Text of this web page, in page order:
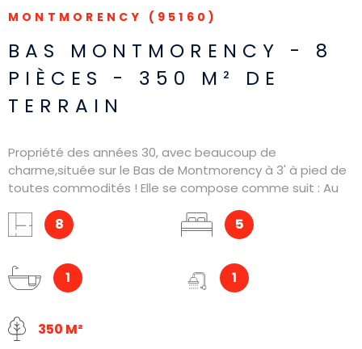
MONTMORENCY (95160)
BAS MONTMORENCY - 8
PIÈCES - 350 M² DE
TERRAIN
Propriété des années 30, avec beaucoup de
charme,située sur le Bas de Montmorency à 3' à pied de
toutes commodités ! Elle se compose comme suit : Au
étage : 2 belles chambres,salle d'eau et WC. Au 2ème
étage : 2 autres chambres,salle de bains, WC. Dispose
aménagé. Avec jardin et le tout sur un terrain d'environ
350m² Très belle opportunité !
8 5
1 1
350 M²